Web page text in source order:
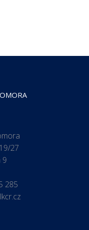
27
9
285